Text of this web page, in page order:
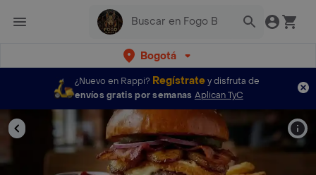
Bogotá
¿Nuevo en Rappi? Regístratey disfruta de
envíos gratis por semanas Aplican TyC